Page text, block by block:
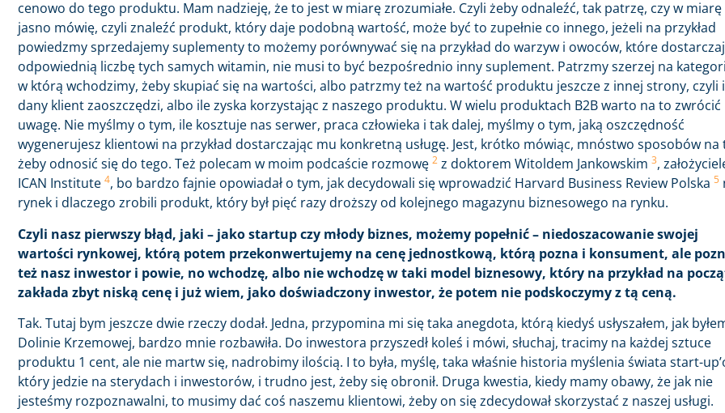
cenowo do tego produktu. Mam nadzieję, że to jest w miarę zrozumiałe. Czyli żeby odnaleźć, tak patrzę, czy w miarę
jasno mówię, czyli znaleźć produkt, który daje podobną wartość, może być to zupełnie co innego, jeżeli na przykład
powiedzmy sprzedajemy suplementy to możemy porównywać się na przykład do warzyw i owoców, które
odpowiednią liczbę tych samych witamin, nie musi to być bezpośrednio inny suplement. Patrzmy szerzej na
w którą wchodzimy, żeby skupiać się na wartości, albo patrzmy też na wartość produktu jeszcze z innej strony, czyli
dany klient zaoszczędzi, albo ile zyska korzystając z naszego produktu. W wielu produktach B2B warto na to zwrócić
uwagę. Nie myślmy o tym, ile kosztuje nas serwer, praca człowieka i tak dalej, myślmy o tym, jaką oszczędność
wygenerujesz klientowi na przykład dostarczając mu konkretną usługę. Jest, krótko mówiąc, mnóstwo sposobów na
żeby odnosić się do tego. Też polecam w moim podcaście rozmowę 2 z doktorem Witoldem Jankowskim 3,
ICAN Institute 4, bo bardzo fajnie opowiadał o tym, jak decydowali się wprowadzić Harvard Business Review Polska 5
rynek i dlaczego zrobili produkt, który był pięć razy droższy od kolejnego magazynu biznesowego na rynku.
Czyli nasz pierwszy błąd, jaki – jako startup czy młody biznes, możemy popełnić – niedoszacowanie swojej
wartości rynkowej, którą potem przekonwertujemy na cenę jednostkową, którą pozna i konsument, ale
też nasz inwestor i powie, no wchodzę, albo nie wchodzę w taki model biznesowy, który na przykład na
zakłada zbyt niską cenę i już wiem, jako doświadczony inwestor, że potem nie podskoczymy z tą ceną.
Tak. Tutaj bym jeszcze dwie rzeczy dodał. Jedna, przypomina mi się taka anegdota, którą kiedyś usłyszałem, jak
Dolinie Krzemowej, bardzo mnie rozbawiła. Do inwestora przyszedł koleś i mówi, słuchaj, tracimy na każdej sztuce
produktu 1 cent, ale nie martw się, nadrobimy ilością. I to była, myślę, taka właśnie historia myślenia świata start-
który jedzie na sterydach i inwestorów, i trudno jest, żeby się obronił. Druga kwestia, kiedy mamy obawy, że jak nie
jesteśmy rozpoznawalni, to musimy dać coś naszemu klientowi, żeby on się zdecydował skorzystać z naszej usługi.